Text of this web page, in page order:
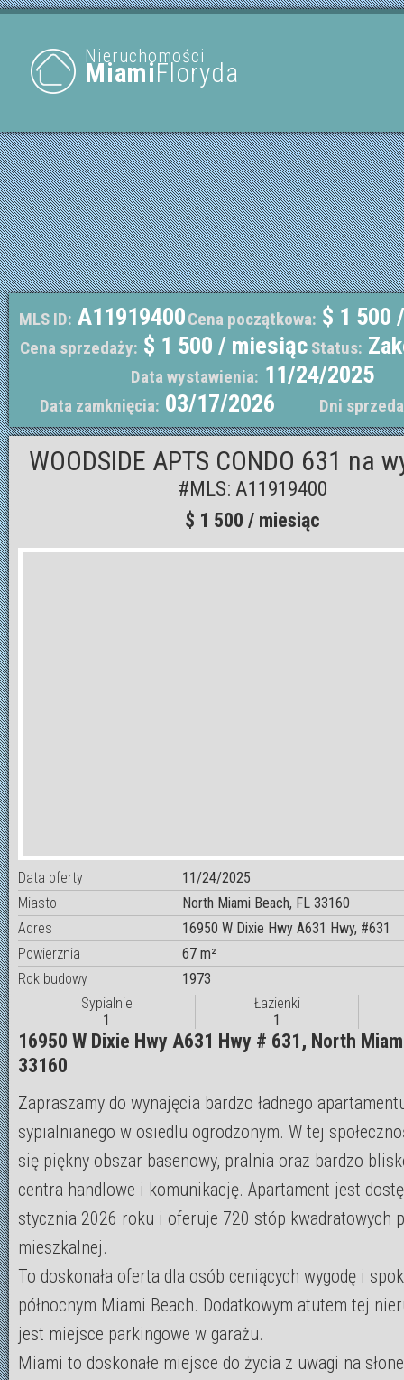
Nieruchomości
MiamiFloryda
MLS ID: A11919400Cena początkowa: $ 1 500
Cena sprzedaży: $ 1 500 / miesiąc Status:
Data wystawienia: 11/24/2025
Data zamknięcia: 03/17/2026 Dni
WOODSIDE APTS CONDO 631 na
#MLS: A11919400
$ 1 500 / miesiąc
Data oferty
11/24/2025
Miasto
North Miami Beach, FL 33160
Adres
16950 W Dixie Hwy A631 Hwy, #631
Powierznia
67 m²
Rok budowy
1973
Sypialnie
1
Łazienki
1
16950 W Dixie Hwy A631 Hwy # 631, North
33160
Zapraszamy do wynajęcia bardzo ładnego
sypialnianego w osiedlu ogrodzonym. W tej
się piękny obszar basenowy, pralnia oraz bardzo
centra handlowe i komunikację. Apartament jest
stycznia 2026 roku i oferuje 720 stóp kwadratowych
mieszkalnej.
To doskonała oferta dla osób ceniących wygodę i
północnym Miami Beach. Dodatkowym atutem tej
jest miejsce parkingowe w garażu.
Miami to doskonałe miejsce do życia z uwagi na